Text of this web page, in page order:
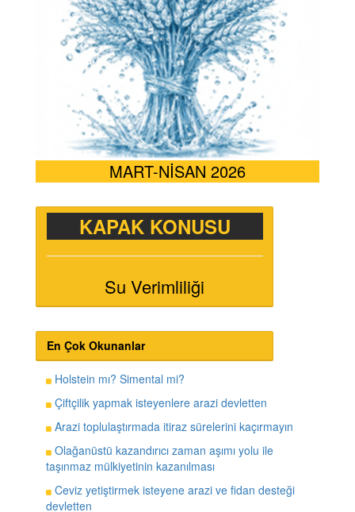
MART-NİSAN 2026
KAPAK KONUSU
Su Verimliliği
En Çok Okunanlar
Holstein mı? Simental mi?
Çiftçilik yapmak isteyenlere arazi devletten
Arazi toplulaştırmada itiraz sürelerini kaçırmayın
Olağanüstü kazandırıcı zaman aşımı yolu ile
taşınmaz mülkiyetinin kazanılması
Ceviz yetiştirmek isteyene arazi ve fidan desteği
devletten